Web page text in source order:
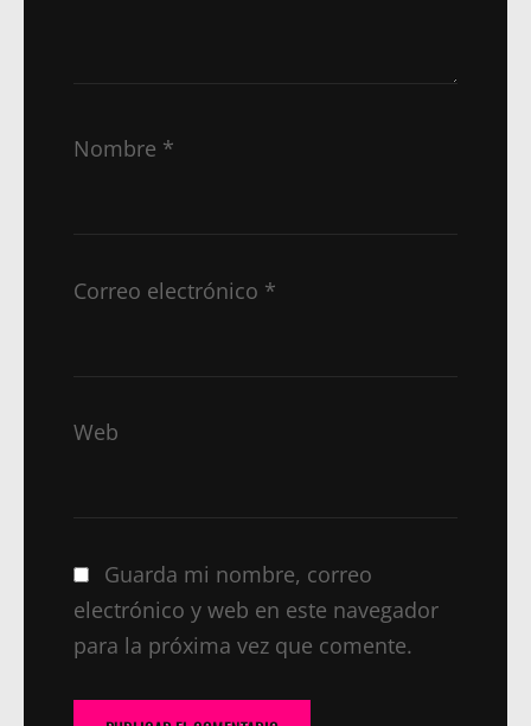
Nombre *
Correo electrónico *
Web
Guarda mi nombre, correo
electrónico y web en este navegador
para la próxima vez que comente.